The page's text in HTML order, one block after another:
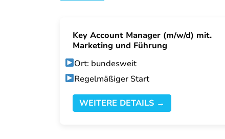
Key Account Manager (m/w/d) mit.
Marketing und Führung
Ort: bundesweit
Regelmäßiger Start
WEITERE DETAILS →